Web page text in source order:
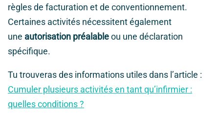
règles de facturation et de conventionnement.
Certaines activités nécessitent également
une autorisation préalableou une déclaration
spécifique.
Tu trouveras des informations utiles dans l’article :
Cumuler plusieurs activités en tant qu’infirmier :
quelles conditions ?